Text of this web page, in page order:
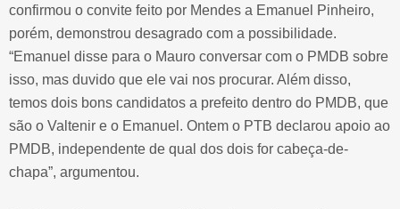
confirmou o convite feito por Mendes a Emanuel Pinheiro,
porém, demonstrou desagrado com a possibilidade.
“Emanuel disse para o Mauro conversar com o PMDB sobre
isso, mas duvido que ele vai nos procurar. Além disso,
temos dois bons candidatos a prefeito dentro do PMDB, que
são o Valtenir e o Emanuel. Ontem o PTB declarou apoio ao
PMDB, independente de qual dos dois for cabeça-de-
chapa”, argumentou.